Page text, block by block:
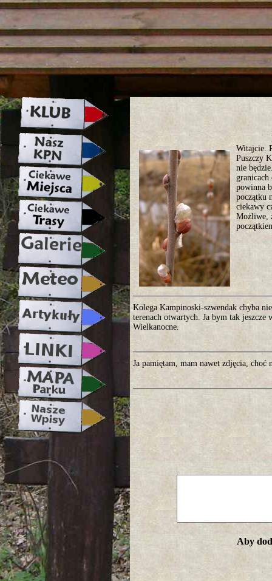
strona w naprawie zapraszamy
Witajcie.
Puszczy
nie
powinna
początku
ciekawy
Możliwe,
Kolega Kampinoski-szwendak chyba
terenach otwartych. Ja bym tak jeszcze
Wielkanocne.
Ja pamiętam, mam nawet zdjęcia, choć
Aby